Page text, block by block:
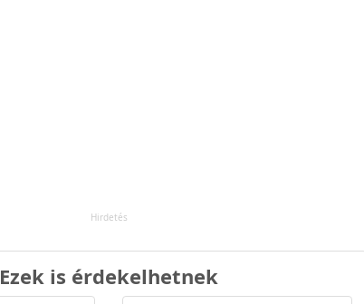
Ezek is érdekelhetnek